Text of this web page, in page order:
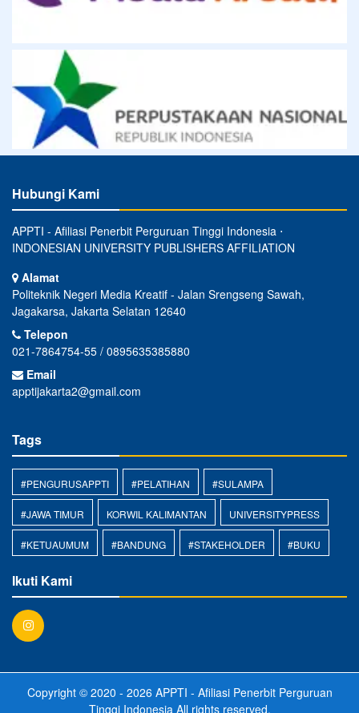
Hubungi Kami
APPTI - Afiliasi Penerbit Perguruan Tinggi Indonesia ⋅
INDONESIAN UNIVERSITY PUBLISHERS AFFILIATION
Alamat
Politeknik Negeri Media Kreatif - Jalan Srengseng Sawah,
Jagakarsa, Jakarta Selatan 12640
Telepon
021-7864754-55 / 0895635385880
Email
apptijakarta2@gmail.com
Tags
#PENGURUSAPPTI #PELATIHAN #SULAMPA
#JAWA TIMUR KORWIL KALIMANTAN UNIVERSITYPRESS
#KETUAUMUM #BANDUNG #STAKEHOLDER #BUKU
Ikuti Kami
Copyright © 2020 - 2026 APPTI - Afiliasi Penerbit Perguruan
Tinggi Indonesia All rights reserved.